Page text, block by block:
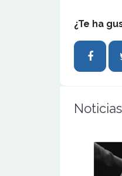
¿Te ha